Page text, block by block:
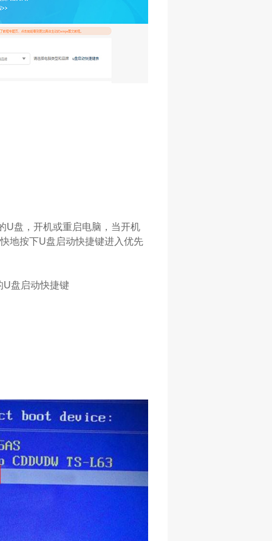
U盘，开机或重启电脑，当开机
地按下U盘启动快捷键进入优先
U盘启动快捷键